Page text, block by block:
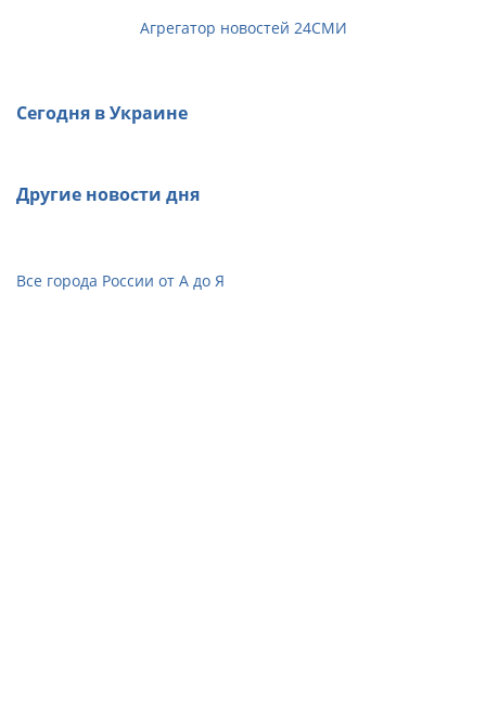
Агрегатор новостей 24СМИ
Сегодня в Украине
Другие новости дня
Все города России от А до Я